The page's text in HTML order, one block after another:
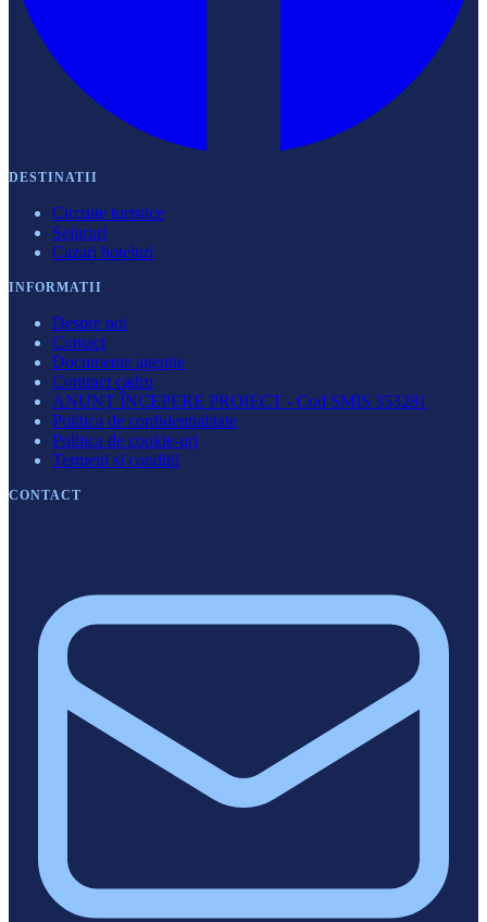
DESTINATII
Circuite turistice
Sejururi
Cazari hoteluri
INFORMATII
Despre noi
Contact
Documente agenție
Contract cadru
ANUNȚ ÎNCEPERE PROIECT - Cod SMIS 353281
Politica de confidentialitate
Politica de cookie-uri
Termeni si conditii
CONTACT